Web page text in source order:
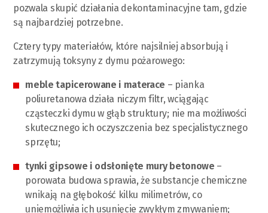
pozwala skupić działania dekontaminacyjne tam, gdzie
są najbardziej potrzebne.
Cztery typy materiałów, które najsilniej absorbują i
zatrzymują toksyny z dymu pożarowego:
meble tapicerowane i materace – pianka
poliuretanowa działa niczym filtr, wciągając
cząsteczki dymu w głąb struktury; nie ma możliwości
skutecznego ich oczyszczenia bez specjalistycznego
sprzętu;
tynki gipsowe i odsłonięte mury betonowe –
porowata budowa sprawia, że substancje chemiczne
wnikają na głębokość kilku milimetrów, co
uniemożliwia ich usunięcie zwykłym zmywaniem;